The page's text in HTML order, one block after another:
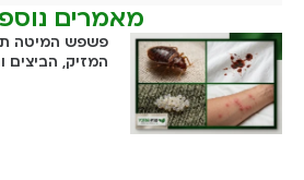
מאמרים
פשפש המיטה
המזיק, הביצים